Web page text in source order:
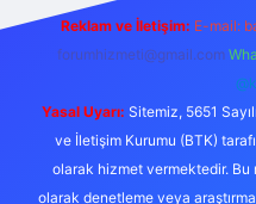
Reklam ve İletişim: E-mail:
forumhizmeti@gmail.com
Yasal Uyarı: Sitemiz, 5651
ve İletişim Kurumu (BTK)
olarak hizmet vermektedir.
olarak denetleme veya